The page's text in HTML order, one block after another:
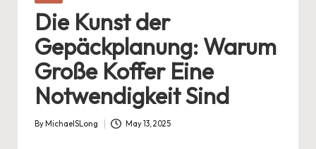
Die Kunst der
Gepäckplanung: Warum
Große Koffer Eine
Notwendigkeit Sind
Posted
By MichaelSLong May 13, 2025